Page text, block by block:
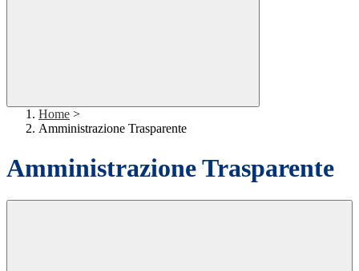
Home >
Amministrazione Trasparente
Amministrazione Trasparente